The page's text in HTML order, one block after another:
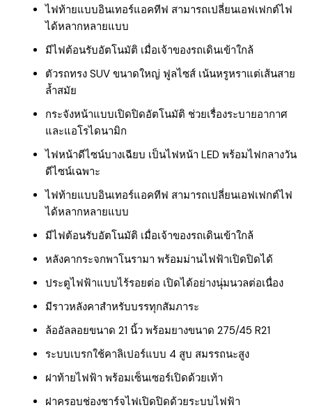
ไฟท้ายแบบอินเทอร์แอคทีฟ สามารถเปลี่ยนเอฟเฟกต์ไฟ
ได้หลากหลายแบบ
มีไฟต้อนรับอัตโนมัติ เมื่อเจ้าของรถเดินเข้าใกล้
ตัวรถทรง SUV ขนาดใหญ่ ฟูลไซส์ เน้นหรูหราแต่เส้นสาย
ล้ำสมัย
กระจังหน้าแบบเปิดปิดอัตโนมัติ ช่วยเรื่องระบายอากาศ
และแอโรไดนามิก
ไฟหน้าดีไซน์บางเฉียบ เป็นไฟหน้า LED พร้อมไฟกลางวัน
ดีไซน์เฉพาะ
ไฟท้ายแบบอินเทอร์แอคทีฟ สามารถเปลี่ยนเอฟเฟกต์ไฟ
ได้หลากหลายแบบ
มีไฟต้อนรับอัตโนมัติ เมื่อเจ้าของรถเดินเข้าใกล้
หลังคากระจกพาโนรามา พร้อมม่านไฟฟ้าเปิดปิดได้
ประตูไฟฟ้าแบบไร้รอยต่อ เปิดได้อย่างนุ่มนวลต่อเนื่อง
มีราวหลังคาสำหรับบรรทุกสัมภาระ
ล้ออัลลอยขนาด 21 นิ้ว พร้อมยางขนาด 275/45 R21
ระบบเบรกใช้คาลิเปอร์แบบ 4 สูบ สมรรถนะสูง
ฝาท้ายไฟฟ้า พร้อมเซ็นเซอร์เปิดด้วยเท้า
ฝาครอบช่องชาร์จไฟเปิดปิดด้วยระบบไฟฟ้า